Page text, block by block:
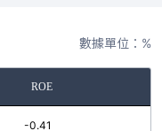
數據單位：%
ROE
-0.41